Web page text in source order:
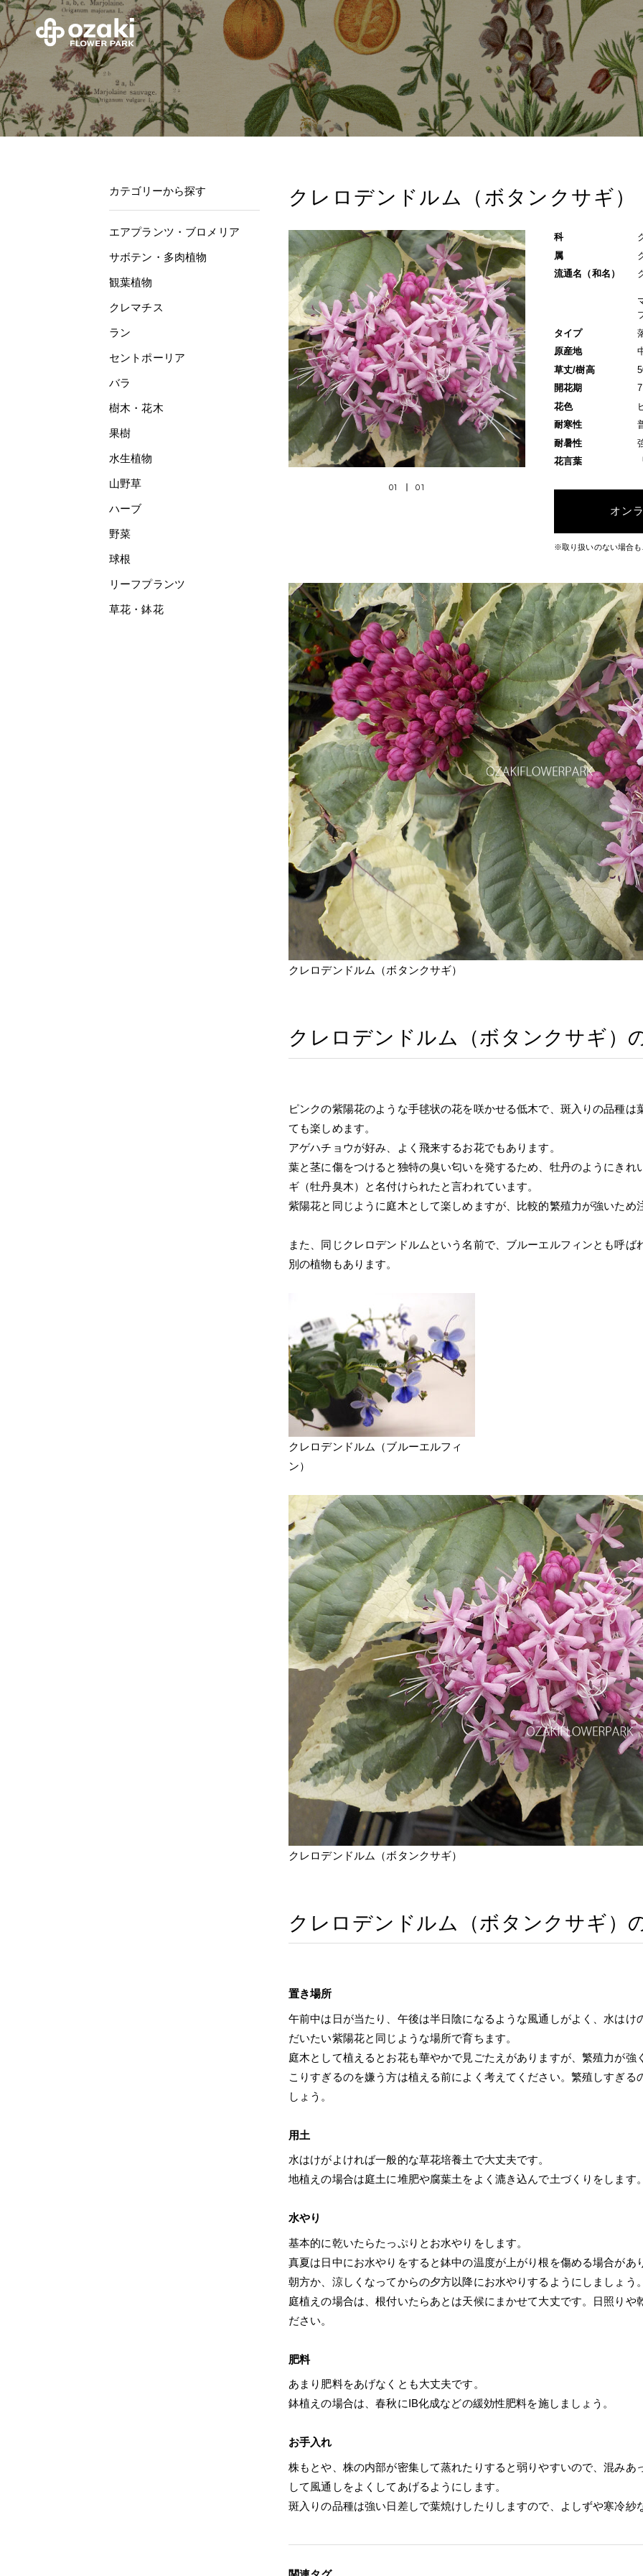
クレロデンドルム（ボタンクサギ）
01 01
科
属
流通名（和名）
タイプ
原産地
草丈/樹高
開花期
花色
耐寒性
耐暑性
花言葉
オン
※取り扱いのない場合も
クレロデンドルム（ボタンクサギ）
クレロデンドルム（ボタンクサギ）
ピンクの紫陽花のような手毬状の花を咲かせる低木で、斑入りの品種は
ても楽しめます。
アゲハチョウが好み、よく飛来するお花でもあります。
葉と茎に傷をつけると独特の臭い匂いを発するため、牡丹のようにきれ
ギ（牡丹臭木）と名付けられたと言われています。
紫陽花と同じように庭木として楽しめますが、比較的繁殖力が強いため
また、同じクレロデンドルムという名前で、ブルーエルフィンとも呼ば
別の植物もあります。
クレロデンドルム（ブルーエルフィ
ン）
クレロデンドルム（ボタンクサギ）
クレロデンドルム（ボタンクサギ）
置き場所
午前中は日が当たり、午後は半日陰になるような風通しがよく、水はけ
だいたい紫陽花と同じような場所で育ちます。
庭木として植えるとお花も華やかで見ごたえがありますが、繁殖力が強
こりすぎるのを嫌う方は植える前によく考えてください。繁殖しすぎる
しょう。
用土
水はけがよければ一般的な草花培養土で大丈夫です。
地植えの場合は庭土に堆肥や腐葉土をよく漉き込んで土づくりをします
水やり
基本的に乾いたらたっぷりとお水やりをします。
真夏は日中にお水やりをすると鉢中の温度が上がり根を傷める場合があ
朝方か、涼しくなってからの夕方以降にお水やりするようにしましょう
庭植えの場合は、根付いたらあとは天候にまかせて大丈です。日照りや
ださい。
肥料
あまり肥料をあげなくとも大丈夫です。
鉢植えの場合は、春秋にIB化成などの緩効性肥料を施しましょう。
お手入れ
株もとや、株の内部が密集して蒸れたりすると弱りやすいので、混みあ
して風通しをよくしてあげるようにします。
斑入りの品種は強い日差しで葉焼けしたりしますので、よしずや寒冷紗
カテゴリーから探す
エアプランツ・ブロメリア
サボテン・多肉植物
観葉植物
クレマチス
ラン
セントポーリア
バラ
樹木・花木
果樹
水生植物
山野草
ハーブ
野菜
球根
リーフプランツ
草花・鉢花